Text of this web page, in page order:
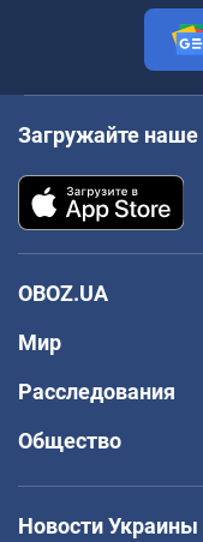
Загружайте
OBOZ.UA
Мир
Расследования
Общество
Новости Украины